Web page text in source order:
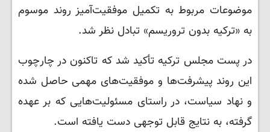
موضوعات مربوط به تکمیل موفقیت‌آمیز روند موسوم
به «ترکیه بدون تروریسم» تبادل نظر شد.
در پست مجلس ترکیه تأکید شد که تاکنون در چارچوب
این روند پیشرفت‌ها و موفقیت‌های مهمی حاصل شده
و نهاد سیاست، در راستای مسئولیت‌هایی که بر عهده
گرفته، به نتایج قابل توجهی دست یافته است.